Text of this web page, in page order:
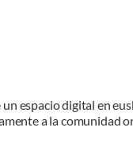
espacio digital en
a la comunidad